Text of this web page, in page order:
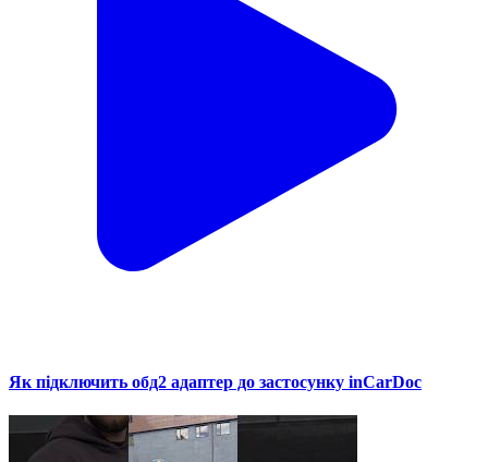
Як підключить обд2 адаптер до застосунку inCarDoc